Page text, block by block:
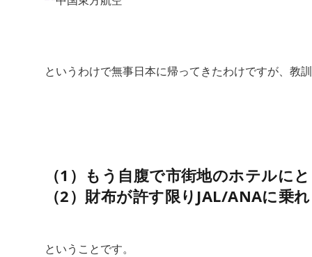
というわけで無事日本に帰ってきたわけですが、教
（1）もう自腹で市街地のホテルに
（2）財布が許す限りJAL/ANAに乗れ
ということです。